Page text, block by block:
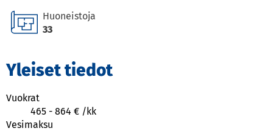
Huoneistoja
33
Yleiset tiedot
Vuokrat
465 - 864 € /kk
Vesimaksu